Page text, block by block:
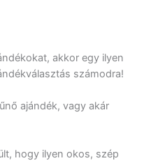
akkor egy ilyen
számodra!
ajándék, vagy akár
hogy ilyen okos, szép